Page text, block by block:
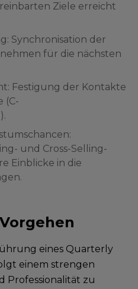
Ziele erreicht
Synchronisation der
für die nächsten
Festigung der Kontakte
(C-
und Cross-Selling-
Einblicke in die
eines Quarterly
einem strengen
Professionalität zu